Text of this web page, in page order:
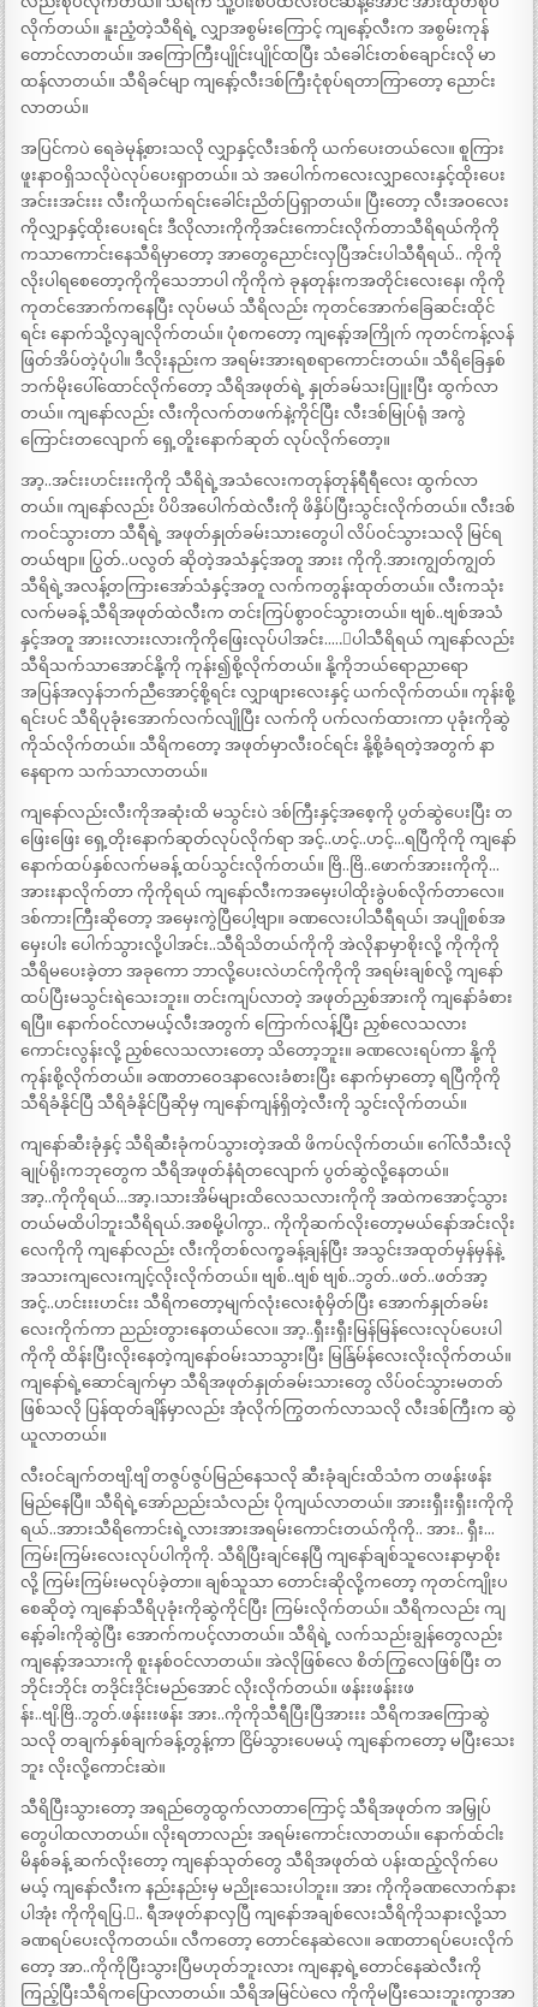
လိုက်တယ်။ နူးညံ့တဲ့သီရိရဲ့ လျှာအစွမ်းကြောင့် ကျနော့်လီးက အစွမ်းကုန်
တောင်လာတယ်။ အကြောကြီးပျိုင်းပျိုင်ထပြီး သံခေါင်းတစ်ချောင်းလို မာ
ထန်လာတယ်။ သီရိခင်မျာ ကျနော့်လီးဒစ်ကြီးငုံစုပ်ရတာကြာတော့ ညောင်း
လာတယ်။
အပြင်ကပဲ ရေခဲမုန့်စားသလို လျှာနှင့်လီးဒစ်ကို ယက်ပေးတယ်လေ။ စူကြား
ဖူးနာဝရှိသလိုပဲလုပ်ပေးရှာတယ်။ သဲ အပေါက်ကလေးလျှာလေးနှင့်ထိုးပေး
အင်းးအင်းးး လီးကိုယက်ရင်းခေါင်းညိတ်ပြရှာတယ်။ ပြီးတော့ လီးအဝလေး
ကိုလျှာနှင့်ထိုးပေးရင်း ဒီလိုလားကိုကိုအင်းကောင်းလိုက်တာသီရိရယ်ကိုကို
ကသာကောင်းနေသီရိမှာတော့ အာတွေညောင်းလှပြီအင်းပါသီရီရယ်.. ကိုကို
လိုးပါရစေတော့ကိုကိုသေဘာပါ ကိုကိုကဲ ခုနတုန်းကအတိုင်းလေးနေ၊ ကိုကို
ကုတင်အောက်ကနေပြီး လုပ်မယ် သီရိလည်း ကုတင်အောက်ခြေဆင်းထိုင်
ရင်း နောက်သို့လှချလိုက်တယ်။ ပုံစကတော့ ကျနော့်အကြိုက် ကုတင်ကန့်လန်
ဖြတ်အိပ်တဲ့ပုံပါ။ ဒီလိုးနည်းက အရမ်းအားရစရာကောင်းတယ်။ သီရိခြေနှစ်
ဘက်မိုးပေါ်ထောင်လိုက်တော့ သီရိအဖုတ်ရဲ့ နှုတ်ခမ်သးပြူးပြီး ထွက်လာ
တယ်။ ကျနော်လည်း လီးကိုလက်တဖက်နဲ့ကိုင်ပြီး လီးဒစ်မြုပ်ရုံ အကွဲ
ကြောင်းတလျောက် ရှေ့တိူးနောက်ဆုတ် လုပ်လိုက်တော့။
အာ့..အင်းးဟင်းးးကိုကို သီရိရဲ့အသံလေးကတုန်တုန်ရီရီလေး ထွက်လာ
တယ်။ ကျနော်လည်း ပိပိအပေါက်ထဲလီးကို ဖိနှိပ်ပြီးသွင်းလိုက်တယ်။ လီးဒစ်
ကဝင်သွားတာ သီရီရဲ့ အဖုတ်နှုတ်ခမ်းသားတွေပါ လိပ်ဝင်သွားသလို မြင်ရ
တယ်ဗျာ။ ပြွတ်..ပလွတ် ဆိုတဲ့အသံနှင့်အတူ အားး ကိုကို.အားကျွတ်ကျွတ်
သီရိရဲ့အလန့်တကြားအော်သံနှင့်အတူ လက်ကတွန်းထုတ်တယ်။ လီးကသုံး
လက်မခန့် သီရိအဖုတ်ထဲလီးက တင်းကြပ်စွာဝင်သွားတယ်။ ဗျစ်..ဗျစ်အသံ
နှင့်အတူ အားးလားးလားကိုကိုဖြေးလုပ်ပါအင်း…..းပါသီရိရယ် ကျနော်လည်း
သီရိသက်သာအောင်နို့ကို ကုန်း၍စို့လိုက်တယ်။ နို့ကိုဘယ်ရောညာရော
အပြန်အလှန်ဘက်ညီအောင့်စို့ရင်း လျှာဖျားလေးနှင့် ယက်လိုက်တယ်။ ကုန်းစို့
ရင်းပင် သီရိပုခုံးအောက်လက်လျိုပြီး လက်ကို ပက်လက်ထားကာ ပုခုံးကိုဆွဲ
ကိုသ်လိုက်တယ်။ သီရိကတော့ အဖုတ်မှာလီးဝင်ရင်း နို့စို့ခံရတဲ့အတွက် နာ
နေရာက သက်သာလာတယ်။
ကျနော်လည်းလီးကိုအဆုံးထိ မသွင်းပဲ ဒစ်ကြီးနှင့်အစေ့ကို ပွတ်ဆွဲပေးပြီး တ
ဖြေးဖြေး ရှေ့တိုးနောက်ဆုတ်လုပ်လိုက်ရာ အင့်..ဟင့်..ဟင့်…ရပြီကိုကို ကျနော်
နောက်ထပ်နှစ်လက်မခန့် ထပ်သွင်းလိုက်တယ်။ ဗြိ..ဗြိ..ဖောက်အားးကိုကို…
အားးနာလိုက်တာ ကိုကိုရယ် ကျနော်လီးကအမှေးပါထိုးခွဲပစ်လိုက်တာလေ။
ဒစ်ကားကြီးဆိုတော့ အမှေးကွဲပြီပေါ့ဗျာ။ ခဏလေးပါသီရီရယ်၊ အပျိုစစ်အ
မှေးပါး ပေါက်သွားလို့ပါအင်း..သီရိသိတယ်ကိုကို အဲလိုနာမှာစိုးလို့ ကိုကိုကို
သီရိမပေးခဲ့တာ အခုကော ဘာလို့ပေးလဲဟင်ကိုကိုကို အရမ်းချစ်လို့ ကျနော်
ထပ်ပြီးမသွင်းရဲသေးဘူး။ တင်းကျပ်လာတဲ့ အဖုတ်ညှစ်အားကို ကျနော်ခံစား
ရပြီ။ နောက်ဝင်လာမယ့်လီးအတွက် ကြောက်လန့်ပြီး ညှစ်လေသလား
ကောင်းလွန်းလို့ ညှစ်လေသလားတော့ သိတော့ဘူး။ ခဏလေးရပ်ကာ နို့ကို
ကုန်းစို့လိုက်တယ်။ ခဏတာဝေဒနာလေးခံစားပြီး နောက်မှာတော့ ရပြီကိုကို
သီရိခံနိုင်ပြီ သီရိခံနိုင်ပြီဆိုမှ ကျနော်ကျန်ရှိတဲ့လီးကို သွင်းလိုက်တယ်။
ကျနော်ဆီးခုံနှင့် သီရိဆီးခုံကပ်သွားတဲ့အထိ ဖိကပ်လိုက်တယ်။ ဂေါ်လီသီးလို
ချုပ်ရိုးကဘုတွေက သီရိအဖုတ်နံရံတလျောက် ပွတ်ဆွဲလို့နေတယ်။
အာ့..ကိုကိုရယ်…အာ့.၊သားအိမ်များထိလေသလားကိုကို အထဲကအောင့်သွား
တယ်မထိပါဘူးသီရိရယ်.အစမို့ပါကွာ.. ကိုကိုဆက်လိုးတော့မယ်နော်အင်းလိုး
လေကိုကို ကျနော်လည်း လီးကိုတစ်လက္ခခန့်ချန်ပြီး အသွင်းအထုတ်မှန်မှန်နဲ့
အသားကျလေးကျင့်လိုးလိုက်တယ်။ ဗျစ်..ဗျစ် ဗျစ်..ဘွတ်..ဖတ်..ဖတ်အာ့
အင့်..ဟင်းးးဟင်းး သီရိကတော့မျက်လုံးလေးစုံမှိတ်ပြီး အောက်နှုတ်ခမ်း
လေးကိုက်ကာ ညည်းတွားနေတယ်လေ။ အာ့..ရှီးးရှီးမြန်မြန်လေးလုပ်ပေးပါ
ကိုကို ထိန်းပြီးလိုးနေတဲ့ကျနော်ဝမ်းသာသွားပြီး မြန်ြမ်န်လေးလိုးလိုက်တယ်။
ကျနော်ရဲ့ဆောင်ချက်မှာ သီရိအဖုတ်နှုတ်ခမ်းသားတွေ လိပ်ဝင်သွားမတတ်
ဖြစ်သလို ပြန်ထုတ်ချိန်မှာလည်း အုံလိုက်ကြွတက်လာသလို လီးဒစ်ကြီးက ဆွဲ
ယူလာတယ်။
လီးဝင်ချက်တဗျိ.ဗျိ တဇွပ်ဇွပ်မြည်နေသလို ဆီးခုံချင်းထိသံက တဖန်းဖန်း
မြည်နေပြီ။ သီရိရဲ့အော်ညည်းသံလည်း ပိုကျယ်လာတယ်။ အားးရှီးးရှီးးကိုကို
ရယ်..အာားသီရိကောင်းရဲ့လားအားအရမ်းကောင်းတယ်ကိုကို.. အား.. ရှီး…
ကြမ်းကြမ်းလေးလုပ်ပါကိုကို. သီရိပြီးချင်နေပြီ ကျနော်ချစ်သူလေးနာမှာစိုး
လို့ ကြမ်းကြမ်းမလုပ်ခဲ့တာ။ ချစ်သူသာ တောင်းဆိုလို့ကတော့ ကုတင်ကျိုးပ
စေဆိုတဲ့ ကျနော်သီရိပုခုံးကိုဆွဲကိုင်ပြီး ကြမ်းလိုက်တယ်။ သီရိကလည်း ကျ
နော့်ခါးကိုဆွဲပြီး အောက်ကပင့်လာတယ်။ သီရိရဲ့ လက်သည်းချွန်တွေလည်း
ကျနော့်အသားကို စူးနစ်ဝင်လာတယ်။ အဲလိုဖြစ်လေ စိတ်ကြွလေဖြစ်ပြီး တ
ဘိုင်းဘိုင်း တဒိုင်းဒိုင်းမည်အောင် လိုးလိုက်တယ်။ ဖန်းးဖန်းးဖ
န်း..ဗျိ.ဗြိ..ဘွတ်.ဖန်းးးဖန်း အား..ကိုကိုသီရီပြီးပြီအားးး သီရိကအကြောဆွဲ
သလို တချက်နှစ်ချက်ခန့်တွန့်ကာ ငြိမ်သွားပေမယ့် ကျနော်ကတော့ မပြီးသေး
ဘူး လိုးလို့ကောင်းဆဲ။
သီရိပြီးသွားတော့ အရည်တွေထွက်လာတာကြောင့် သီရိအဖုတ်က အမြှုပ်
တွေပါထလာတယ်။ လိုးရတာလည်း အရမ်းကောင်းလာတယ်။ နောက်ထ်ငါး
မိနစ်ခန့် ဆက်လိုးတော့ ကျနော်သုတ်တွေ သီရိအဖုတ်ထဲ ပန်းထည့်လိုက်ပေ
မယ့် ကျနော်လီးက နည်းနည်းမှ မညိုးသေးပါဘူး။ အား ကိုကိုခဏလောက်နား
ပါအုံး ကိုကိုရပြ.ီ.. ရီအဖုတ်နာလှပြီ ကျနော်အချစ်လေးသီရိကိုသနားလို့သာ
ခဏရပ်ပေးလိုကတယ်။ လီကတော့ တောင်နေဆဲလေ။ ခဏတာရပ်ပေးလိုက်
တော့ အာ..ကိုကိုပြီးသွားပြီမဟုတ်ဘူးလား ကျနော့ရဲ့တောင်နေဆဲလီးကို
ကြည့်ပြီးသီရိကပြောလာတယ်။ သီရိအမြင်ပဲလေ ကိုကိုမပြီးသေးဘူးကွာအာ